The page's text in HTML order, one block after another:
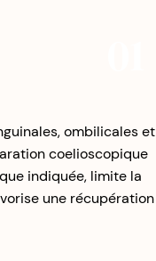
ombilicales et
coelioscopique
indiquée, limite la
une récupération